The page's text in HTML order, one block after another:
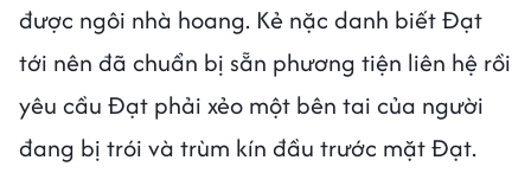
được ngôi nhà hoang. Kẻ nặc danh biết Đạt
tới nên đã chuẩn bị sẵn phương tiện liên hệ rồi
yêu cầu Đạt phải xẻo một bên tai của người
đang bị trói và trùm kín đầu trước mặt Đạt.